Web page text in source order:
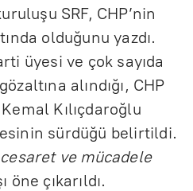
SRF, CHP’nin
olduğunu yazdı.
üyesi ve çok sayıda
alındığı, CHP
Kılıçdaroğlu
sürdüğü belirtildi.
cesaret ve mücadele
öne çıkarıldı.